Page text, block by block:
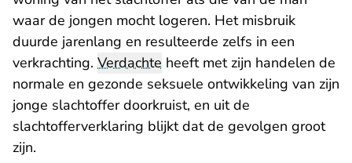
waar de jongen mocht logeren. Het misbruik
duurde jarenlang en resulteerde zelfs in een
verkrachting. Verdachte heeft met zijn handelen de
normale en gezonde seksuele ontwikkeling van zijn
jonge slachtoffer doorkruist, en uit de
slachtofferverklaring blijkt dat de gevolgen groot
zijn.